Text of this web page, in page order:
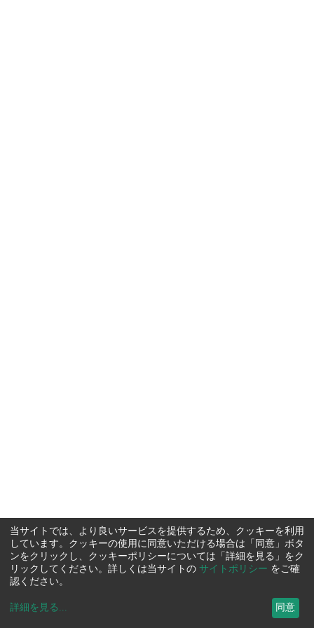
当サイトでは、より良いサービスを提供するため、クッキーを利用
しています。クッキーの使用に同意いただける場合は「同意」ボタ
ンをクリックし、クッキーポリシーについては「詳細を見る」をク
リックしてください。詳しくは当サイトの サイトポリシー をご確
認ください。
詳細を見る ... 同意